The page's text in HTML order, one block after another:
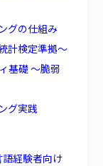
グの仕組み
計検定準拠～
基礎 ～脆弱
グ実践
語経験者向け